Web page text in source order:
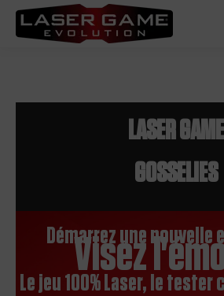
LASER GAME
GOSSELIES
Démarrez une nouvelle
Visez
Le jeu 100% Laser, le